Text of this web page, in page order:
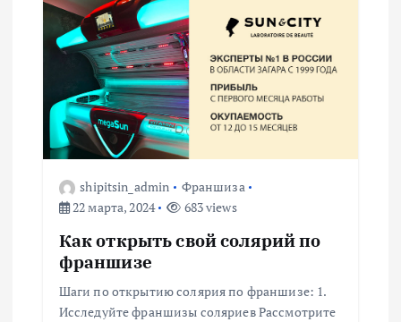
shipitsin_admin
Франшиза
22 марта, 2024
683 views
Как открыть свой солярий по
франшизе
Шаги по открытию солярия по франшизе: 1.
Исследуйте франшизы соляриев Рассмотрите